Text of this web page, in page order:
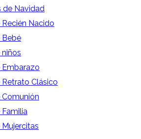
de Navidad
Nacido
Bebé
Embarazo
Retrato Clásico
Comunión
Familia